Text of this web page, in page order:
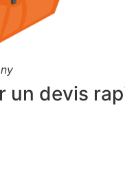
un devis